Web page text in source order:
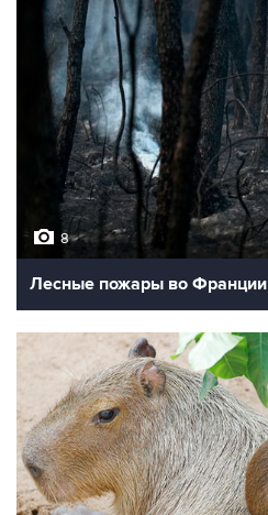
8
Лесные пожары во Франции